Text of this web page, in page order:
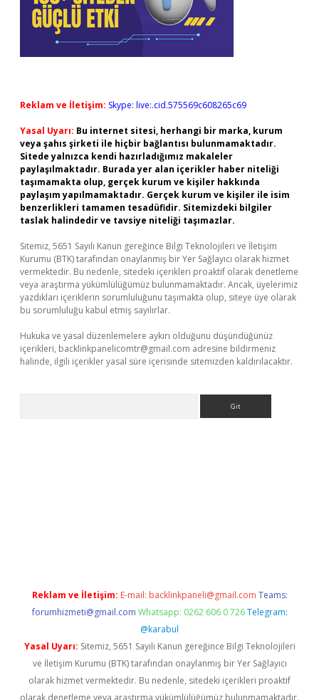
Reklam ve İletişim: Skype: live:.cid.575569c608265c69
Yasal Uyarı: Bu internet sitesi, herhangi bir marka, kurum
veya şahıs şirketi ile hiçbir bağlantısı bulunmamaktadır.
Sitede yalnızca kendi hazırladığımız makaleler
paylaşılmaktadır. Burada yer alan içerikler haber niteliği
taşımamakta olup, gerçek kurum ve kişiler hakkında
paylaşım yapılmamaktadır. Gerçek kurum ve kişiler ile isim
benzerlikleri tamamen tesadüfidir. Sitemizdeki bilgiler
taslak halindedir ve tavsiye niteliği taşımazlar.
Sitemiz, 5651 Sayılı Kanun gereğince Bilgi Teknolojileri ve İletişim
Kurumu (BTK) tarafından onaylanmış bir Yer Sağlayıcı olarak hizmet
vermektedir. Bu nedenle, sitedeki içerikleri proaktif olarak denetleme
veya araştırma yükümlülüğümüz bulunmamaktadır. Ancak, üyelerimiz
yazdıkları içeriklerin sorumluluğunu taşımakta olup, siteye üye olarak
bu sorumluluğu kabul etmiş sayılırlar.
Hukuka ve yasal düzenlemelere aykırı olduğunu düşündüğünüz
içerikleri, backlinkpanelicomtr@gmail.com adresine bildirmeniz
halinde, ilgili içerikler yasal süre içerisinde sitemizden kaldırılacaktır.
Reklam ve İletişim: E-mail: backlinkpaneli@gmail.com Teams:
forumhizmeti@gmail.com Whatsapp: 0262 606 0 726 Telegram:
@karabul
Yasal Uyarı: Sitemiz, 5651 Sayılı Kanun gereğince Bilgi Teknolojileri
ve İletişim Kurumu (BTK) tarafından onaylanmış bir Yer Sağlayıcı
olarak hizmet vermektedir. Bu nedenle, sitedeki içerikleri proaktif
olarak denetleme veya araştırma yükümlülüğümüz bulunmamaktadır.